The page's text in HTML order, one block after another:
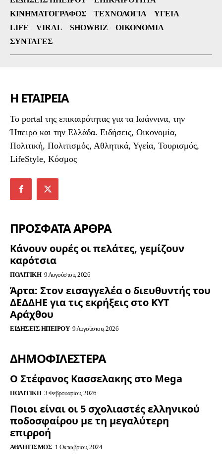
ΚΙΝΗΜΑΤΟΓΡΆΦΟΣ
ΤΕΧΝΟΛΟΓΊΑ
ΥΓΕΊΑ
LIFE
VIRAL SHOWBIZ
ΟΙΚΟΝΟΜΊΑ
ΣΥΝΤΑΓΈΣ
Η ΕΤΑΙΡΕΙΑ
To portal της επικαιρότητας για τα Ιωάννινα, την
Ήπειρο και την Ελλάδα. Ειδήσεις, Οικονομία,
Πολιτική, Πολιτισμός, Αθλητικά, Υγεία, Τουρισμός,
LifeStyle, Κόσμος
ΠΡΟΣΦΑΤΑ ΑΡΘΡΑ
Κάνουν ουρές οι πελάτες, γεμίζουν
καρότσια
ΠΟΛΙΤΙΚΉ 9 Αυγούστου, 2026
Άρτα: Στον εισαγγελέα ο διευθυντής του
ΔΕΔΔΗΕ για τις εκρήξεις στο ΚΥΤ
Αράχθου
ΕΙΔΉΣΕΙΣ ΗΠΕΊΡΟΥ 9 Αυγούστου, 2026
ΔΗΜΟΦΙΛΈΣΤΕΡΑ
Ο Στέφανος Κασσελακης στο Mega
ΠΟΛΙΤΙΚΉ 3 Φεβρουαρίου, 2026
Ποιοι είναι οι 5 σχολιαστές ελληνικού
ποδοσφαίρου με τη μεγαλύτερη
επιρροή
ΑΘΛΗΤΙΣΜΌΣ 1 Οκτωβρίου, 2024